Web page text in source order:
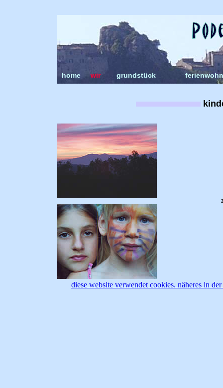
home wir grundstück
diese website verwendet cookies. näheres in